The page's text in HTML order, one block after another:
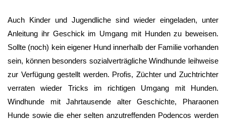
Auch Kinder und Jugendliche sind wieder eingeladen, unter
Anleitung ihr Geschick im Umgang mit Hunden zu beweisen.
Sollte (noch) kein eigener Hund innerhalb der Familie vorhanden
sein, können besonders sozialverträgliche Windhunde leihweise
zur Verfügung gestellt werden. Profis, Züchter und Zuchtrichter
verraten wieder Tricks im richtigen Umgang mit Hunden.
Windhunde mit Jahrtausende alter Geschichte, Pharaonen
Hunde sowie die eher selten anzutreffenden Podencos werden